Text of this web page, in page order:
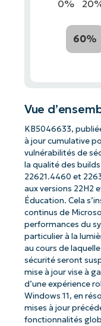
0%
60%
Vue
KB5046633,
à jour cumulative
vulnérabilités de
la qualité des
22621.4460 et
aux versions 22H2
Éducation. Cela
continus de
performances du
particulier à la
au cours de
sécurité seront
mise à jour vise à
d’une expérience
Windows 11, en
mises à jour
fonctionnalités